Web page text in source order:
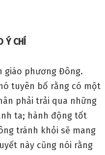
Ý CHÍ
giáo phương Đông.
tuyên bố rằng có một
phải trải qua những
ta; hành động tốt
tránh khỏi sẽ mang
này cũng nói rằng